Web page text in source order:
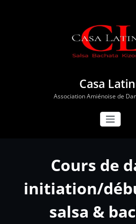
Casa
Association Amiénoise de
Cours de
initiation/
salsa &